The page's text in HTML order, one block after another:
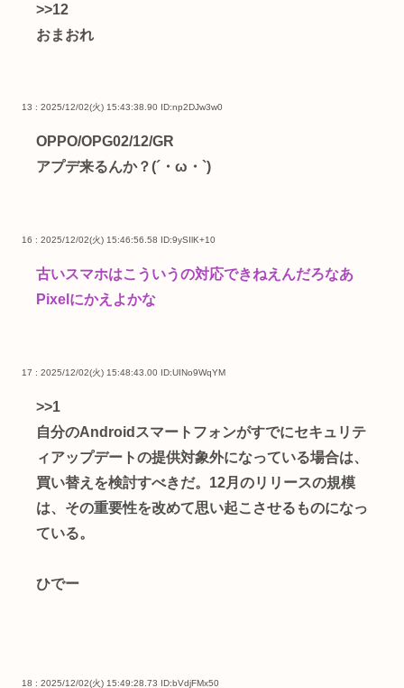
>>12
おまおれ
13 : 2025/12/02(火) 15:43:38.90 ID:np2DJw3w0
OPPO/OPG02/12/GR
アプデ来るんか？(´・ω・`)
16 : 2025/12/02(火) 15:46:56.58 ID:9ySIlK+10
古いスマホはこういうの対応できねえんだろなあ
Pixelにかえよかな
17 : 2025/12/02(火) 15:48:43.00 ID:UINo9WqYM
>>1
自分のAndroidスマートフォンがすでにセキュリテ
ィアップデートの提供対象外になっている場合は、
買い替えを検討すべきだ。12月のリリースの規模
は、その重要性を改めて思い起こさせるものになっ
ている。
ひでー
18 : 2025/12/02(火) 15:49:28.73 ID:bVdjFMx50